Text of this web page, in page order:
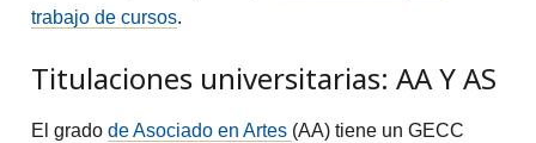
trabajo de cursos.
Titulaciones universitarias: AA Y AS
El gradode Asociado en Artes (AA) tiene un GECC